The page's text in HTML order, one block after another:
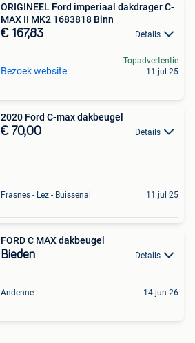
ORIGINEEL Ford imperiaal dakdrager C-
MAX II MK2 1683818 Binn
€ 167,83 Details
Bezoek website
Topadvertentie
11 jul 25
2020 Ford C-max dakbeugel
€ 70,00 Details
Frasnes - Lez - Buissenal 11 jul 25
FORD C MAX dakbeugel
Bieden Details
Andenne 14 jun 26